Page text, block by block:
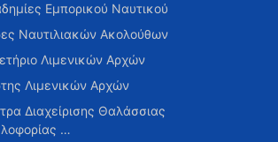
Εμπορικού Ναυτικού
Ναυτιλιακών Ακολούθων
Λιμενικών Αρχών
Λιμενικών Αρχών
Διαχείρισης Θαλάσσιας
…